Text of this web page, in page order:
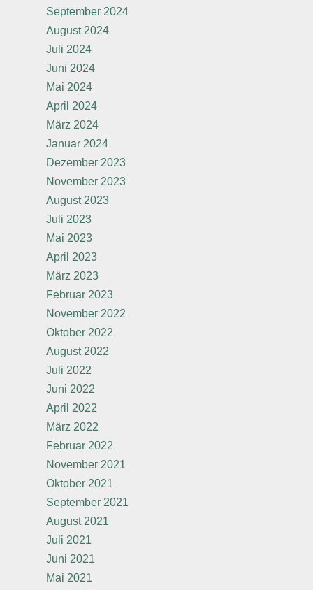
September 2024
August 2024
Juli 2024
Juni 2024
Mai 2024
April 2024
März 2024
Januar 2024
Dezember 2023
November 2023
August 2023
Juli 2023
Mai 2023
April 2023
März 2023
Februar 2023
November 2022
Oktober 2022
August 2022
Juli 2022
Juni 2022
April 2022
März 2022
Februar 2022
November 2021
Oktober 2021
September 2021
August 2021
Juli 2021
Juni 2021
Mai 2021